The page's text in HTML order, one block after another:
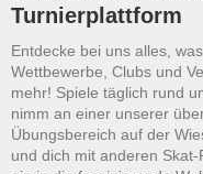
Turnierplattform
Entdecke bei uns alles,
Wettbewerbe, Clubs und
mehr! Spiele täglich rund
nimm an einer unserer
Übungsbereich auf der
und dich mit anderen